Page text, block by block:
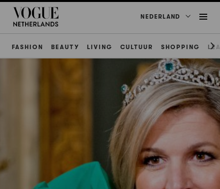
NEDERLAND
FASHION BEAUTY LIVING CULTUUR SHOPPING